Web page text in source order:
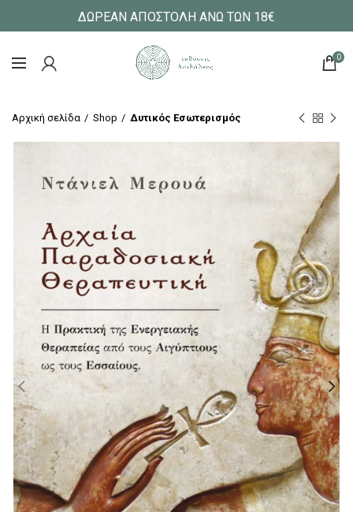
ΔΩΡΕΑΝ ΑΠΟΣΤΟΛΗ ΑΝΩ ΤΩΝ 18€
0
Αρχική σελίδα Shop Δυτικός Εσωτερισμός